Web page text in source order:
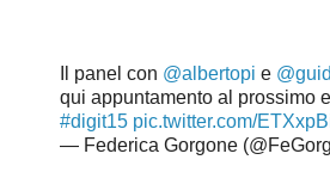
Il panel con @albertopi e
qui appuntamento al prossimo
#digit15 pic.twitter.com/
— Federica Gorgone